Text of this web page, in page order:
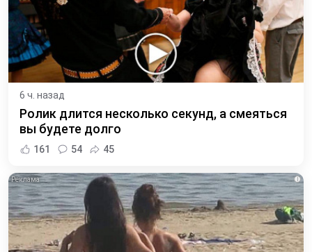
6 ч. назад
Ролик длится несколько секунд, а смеяться
вы будете долго
161 54 45
i